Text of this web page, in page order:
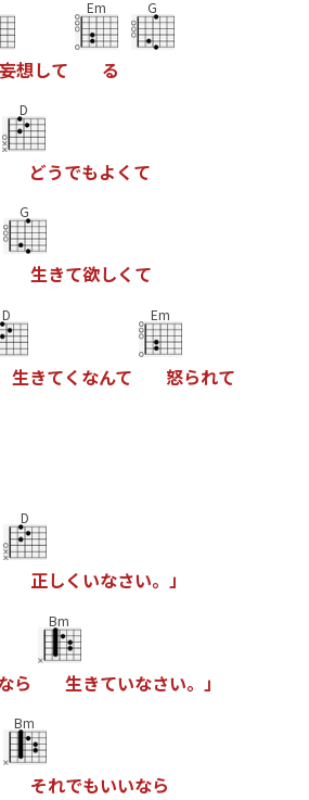
妄想して
Em
る
G
D
どうでもよ く て
G
生きて欲しく て
D
生きてく なんて
Em
怒られて
D
正しく いなさい。 」
ら
Bm
生きていなさい。 」
Bm
それでもいいなら